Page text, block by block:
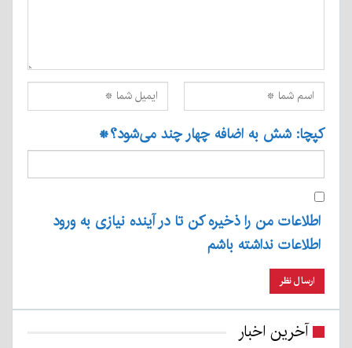
کپچا: شش به اضافه چهار چند می‌شود؟*
اطلاعات من را ذخیره کن تا در آینده نیازی به ورود
اطلاعات نداشته باشم
آخرین اخبار